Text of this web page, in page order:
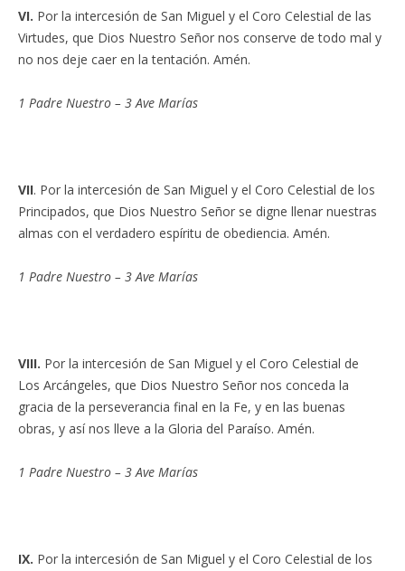
VI. Por la intercesión de San Miguel y el Coro Celestial de las
Virtudes, que Dios Nuestro Señor nos conserve de todo mal y
no nos deje caer en la tentación. Amén.
1 Padre Nuestro – 3 Ave Marías
VII. Por la intercesión de San Miguel y el Coro Celestial de los
Principados, que Dios Nuestro Señor se digne llenar nuestras
almas con el verdadero espíritu de obediencia. Amén.
1 Padre Nuestro – 3 Ave Marías
VIII. Por la intercesión de San Miguel y el Coro Celestial de
Los Arcángeles, que Dios Nuestro Señor nos conceda la
gracia de la perseverancia final en la Fe, y en las buenas
obras, y así nos lleve a la Gloria del Paraíso. Amén.
1 Padre Nuestro – 3 Ave Marías
IX. Por la intercesión de San Miguel y el Coro Celestial de los